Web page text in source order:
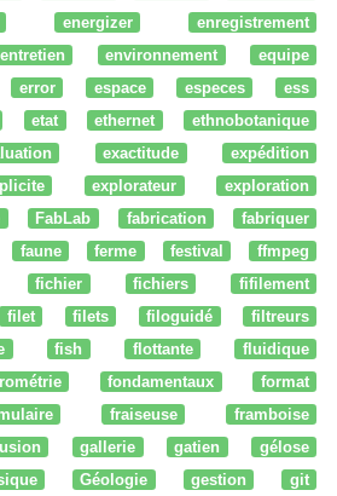
energizer
enregistrement
entretien environnement
equipe
error espace especes
ess
etat ethernet
ethnobotanique
exactitude
expédition
explorateur
exploration
FabLab fabrication
fabriquer
faune ferme festival
ffmpeg
fichier fichiers
fifilement
filet filets filoguidé
filtreurs
fish flottante
fluidique
fondamentaux
format
fraiseuse
framboise
gallerie gatien
gélose
Géologie gestion
git